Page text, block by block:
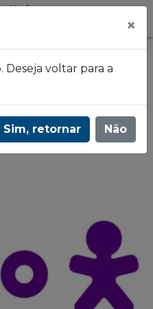
- VIVO |
×
Deseja voltar para a
Sim, retornar Não